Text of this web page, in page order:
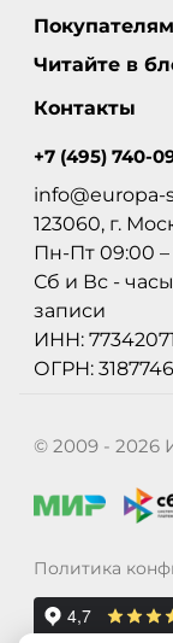
Покупателям
Читайте в
Контакты
+7 (495) 740-
info@europa-
123060, г.
Пн-Пт 09:00 –
Сб и Вс -
записи
ИНН:
ОГРН:
© 2009 - 2026
Политика